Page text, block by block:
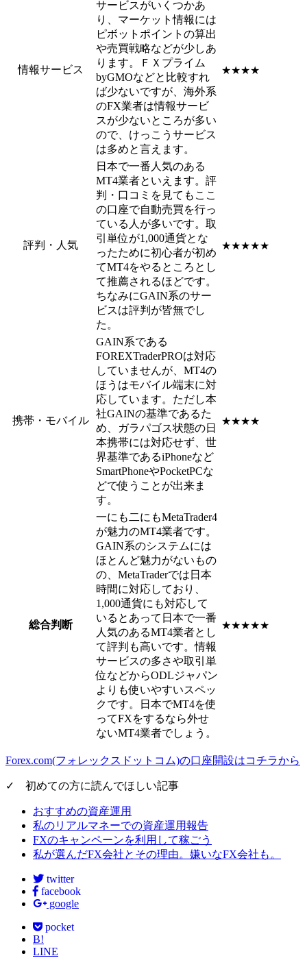
情報サービス
サービスがいくつかあ
り、マーケット情報には
ピボットポイントの算出
や売買戦略などが少しあ
ります。ＦＸプライム
byGMOなどと比較すれ
ば少ないですが、海外系
のFX業者は情報サービ
スが少ないところが多い
ので、けっこうサービス
は多めと言えます。
★★★★
評判・人気
日本で一番人気のある
MT4業者といえます。評
判・口コミを見てもここ
の口座で自動売買を行っ
ている人が多いです。取
引単位が1,000通貨とな
ったために初心者が初め
てMT4をやるところとし
て推薦されるほどです。
ちなみにGAIN系のサー
ビスは評判が皆無でし
た。
★★★★★
携帯・モバイル
GAIN系である
FOREXTraderPROは対応
していませんが、MT4の
ほうはモバイル端末に対
応しています。ただし本
社GAINの基準であるた
め、ガラパゴス状態の日
本携帯には対応せず、世
界基準であるiPhoneなど
SmartPhoneやPocketPCな
どで使うことが出来ま
す。
★★★★
総合判断
一にも二にもMetaTrader4
が魅力のMT4業者です。
GAIN系のシステムには
ほとんど魅力がないもの
の、MetaTraderでは日本
時間に対応しており、
1,000通貨にも対応して
いるとあって日本で一番
人気のあるMT4業者とし
て評判も高いです。情報
サービスの多さや取引単
位などからODLジャパン
よりも使いやすいスペッ
クです。日本でMT4を使
ってFXをするなら外せ
ないMT4業者でしょう。
★★★★★
Forex.com(フォレックスドットコム)の口座開設はコチラから
✓ 初めての方に読んでほしい記事
おすすめの資産運用
私のリアルマネーでの資産運用報告
FXのキャンペーンを利用して稼ごう
私が選んだFX会社とその理由。嫌いなFX会社も。
twitter
facebook
google
pocket
B!
LINE